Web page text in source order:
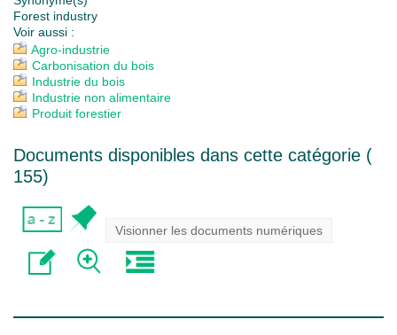
Forest industry
Voir aussi :
Agro-industrie
Carbonisation du bois
Industrie du bois
Industrie non alimentaire
Produit forestier
Documents disponibles dans cette catégorie (
155)
Visionner les documents numériques